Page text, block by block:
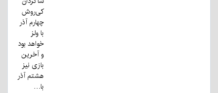
کی‌روش
چهارم آذر
با ولز
خواهد بود
و آخرین
بازی نیز
هشتم آذر
با…